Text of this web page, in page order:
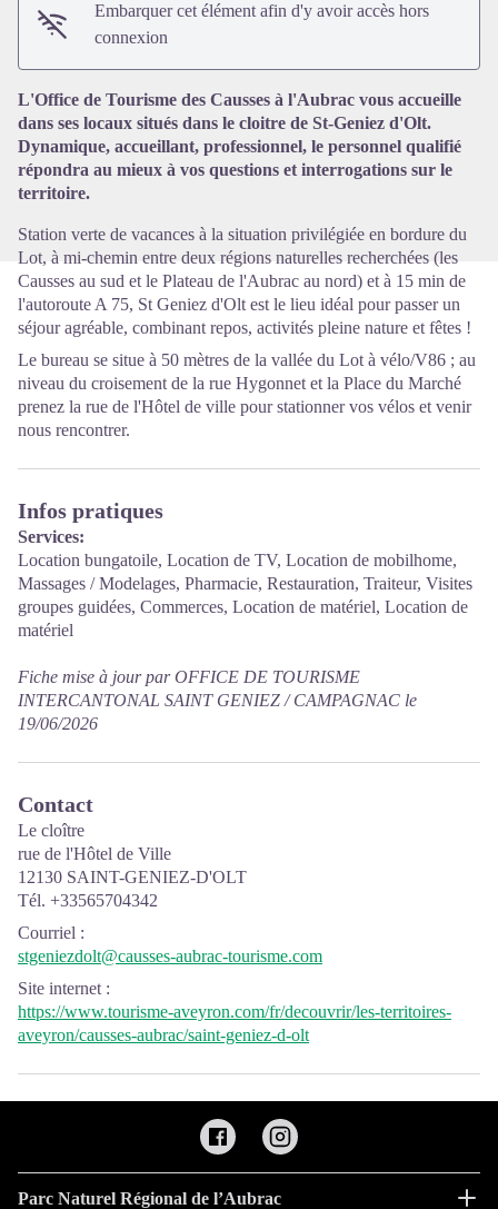
Voir l'image en plein écran
Embarquer cet élément afin d'y avoir accès hors
connexion
L'Office de Tourisme des Causses à l'Aubrac vous accueille
dans ses locaux situés dans le cloitre de St-Geniez d'Olt.
Dynamique, accueillant, professionnel, le personnel qualifié
répondra au mieux à vos questions et interrogations sur le
territoire.
Station verte de vacances à la situation privilégiée en bordure du
Lot, à mi-chemin entre deux régions naturelles recherchées (les
Causses au sud et le Plateau de l'Aubrac au nord) et à 15 min de
l'autoroute A 75, St Geniez d'Olt est le lieu idéal pour passer un
séjour agréable, combinant repos, activités pleine nature et fêtes !
Le bureau se situe à 50 mètres de la vallée du Lot à vélo/V86 ; au
niveau du croisement de la rue Hygonnet et la Place du Marché
prenez la rue de l'Hôtel de ville pour stationner vos vélos et venir
nous rencontrer.
Infos pratiques
Services:
Location bungatoile, Location de TV, Location de mobilhome,
Massages / Modelages, Pharmacie, Restauration, Traiteur, Visites
groupes guidées, Commerces, Location de matériel, Location de
matériel
Fiche mise à jour par OFFICE DE TOURISME
INTERCANTONAL SAINT GENIEZ / CAMPAGNAC le
19/06/2026
Contact
Le cloître
rue de l'Hôtel de Ville
12130 SAINT-GENIEZ-D'OLT
Tél. +33565704342
Courriel :
stgeniezdolt@causses-aubrac-tourisme.com
Site internet :
https://www.tourisme-aveyron.com/fr/decouvrir/les-territoires-
aveyron/causses-aubrac/saint-geniez-d-olt
Parc Naturel Régional de l’Aubrac